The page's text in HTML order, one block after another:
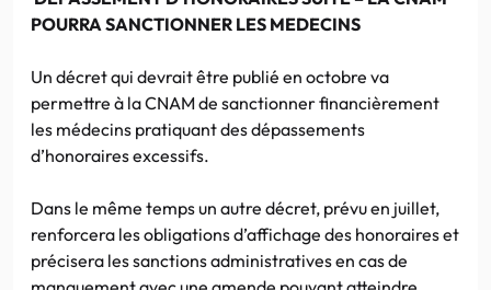
POURRA SANCTIONNER LES MEDECINS
Un décret qui devrait être publié en octobre va
permettre à la CNAM de sanctionner financièrement
les médecins pratiquant des dépassements
d’honoraires excessifs.
Dans le même temps un autre décret, prévu en juillet,
renforcera les obligations d’affichage des honoraires et
précisera les sanctions administratives en cas de